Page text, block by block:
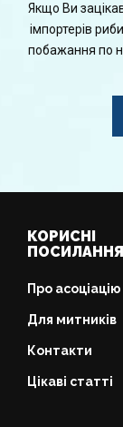
Якщо Ви
імпортерів
побажання по
КОРИСНІ
ПОСИЛАННЯ
Про асоціацію
Для митників
Контакти
Цікаві статті